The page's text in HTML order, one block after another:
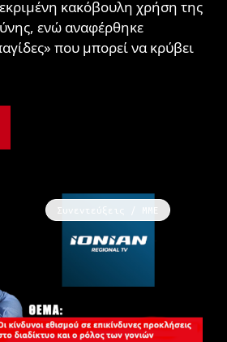
κακόβουλη χρήση της
ενώ αναφέρθηκε
που μπορεί να κρύβει
Συνεντεύξεις / ΜΜΕ